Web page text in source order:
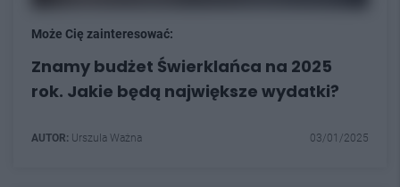
Może Cię zainteresować:
Znamy budżet Świerklańca na 2025
rok. Jakie będą największe wydatki?
AUTOR: Urszula Ważna 03/01/2025